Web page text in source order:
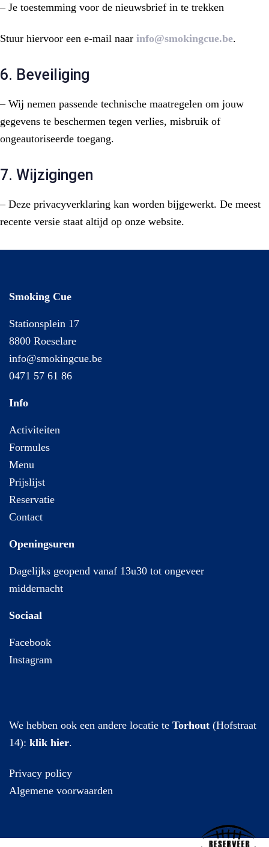
– Je toestemming voor de nieuwsbrief in te trekken
Stuur hiervoor een e-mail naar info@smokingcue.be.
6. Beveiliging
– Wij nemen passende technische maatregelen om jouw
gegevens te beschermen tegen verlies, misbruik of
ongeautoriseerde toegang.
7. Wijzigingen
– Deze privacyverklaring kan worden bijgewerkt. De meest
recente versie staat altijd op onze website.
Smoking Cue
Stationsplein 17
8800 Roeselare
info@smokingcue.be
0471 57 61 86
Info
Activiteiten
Formules
Menu
Prijslijst
Reservatie
Contact
Openingsuren
Dagelijks geopend vanaf 13u30 tot ongeveer
middernacht
Sociaal
Facebook
Instagram
We hebben ook een andere locatie te Torhout (Hofstraat
14): klik hier.
Privacy policy
Algemene voorwaarden